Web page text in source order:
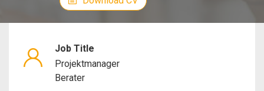
Consultant
Job Title
Projektmanager
Berater